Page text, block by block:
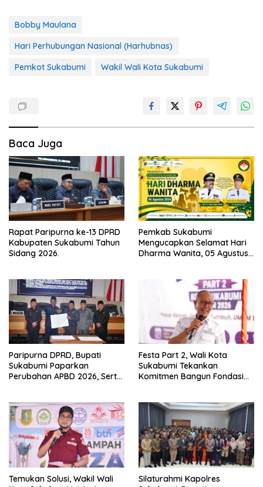
Bobby Maulana
Hari Perhubungan Nasional (Harhubnas)
Pemkot Sukabumi
Wakil Wali Kota Sukabumi
Baca Juga
Rapat Paripurna ke-13 DPRD
Kabupaten Sukabumi Tahun
Sidang 2026.
Pemkab Sukabumi
Mengucapkan Selamat Hari
Dharma Wanita, 05 Agustus
Paripurna DPRD, Bupati
Sukabumi Paparkan
Perubahan APBD 2026, Serta
Festa Part 2, Wali Kota
Sukabumi Tekankan
Komitmen Bangun Fondasi
Temukan Solusi, Wakil Wali
Silaturahmi Kapolres